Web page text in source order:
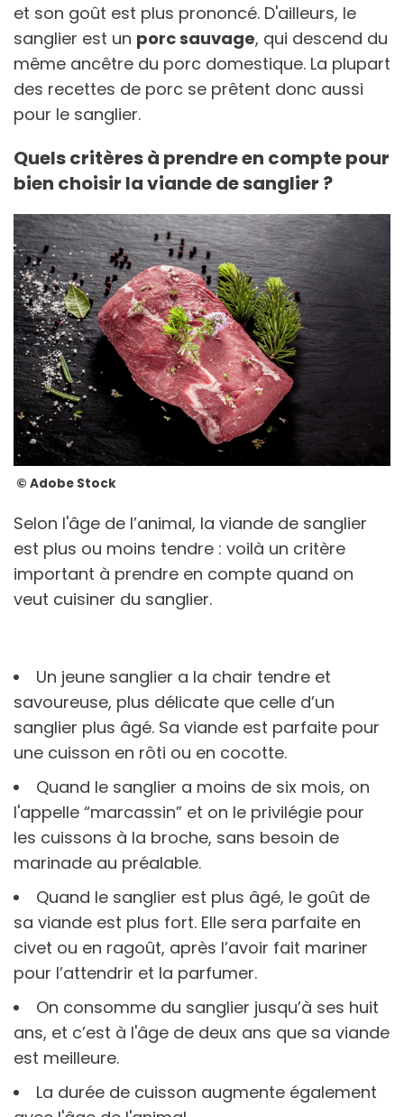
et son goût est plus prononcé. D'ailleurs, le
sanglier est un porc sauvage, qui descend du
même ancêtre du porc domestique. La plupart
des recettes de porc se prêtent donc aussi
pour le sanglier.
Quels critères à prendre en compte pour
bien choisir la viande de sanglier ?
© Adobe Stock
Selon l'âge de l’animal, la viande de sanglier
est plus ou moins tendre : voilà un critère
important à prendre en compte quand on
veut cuisiner du sanglier.
Un jeune sanglier a la chair tendre et
savoureuse, plus délicate que celle d’un
sanglier plus âgé. Sa viande est parfaite pour
une cuisson en rôti ou en cocotte.
Quand le sanglier a moins de six mois, on
l'appelle “marcassin” et on le privilégie pour
les cuissons à la broche, sans besoin de
marinade au préalable.
Quand le sanglier est plus âgé, le goût de
sa viande est plus fort. Elle sera parfaite en
civet ou en ragoût, après l’avoir fait mariner
pour l’attendrir et la parfumer.
On consomme du sanglier jusqu’à ses huit
ans, et c’est à l'âge de deux ans que sa viande
est meilleure.
La durée de cuisson augmente également